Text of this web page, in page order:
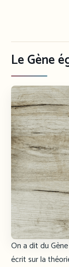
Le Gène
On a dit du
écrit sur la